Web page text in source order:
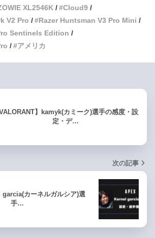
XL2546K
Cloud9
V2 Pro
Razer Huntsman V3 Pro Mini
Sentinels Edition
アメリカ
VALORANT】kamyk(カミーク)選手の感度・設
定・デ…
次の記事
garcia(カーネルガルシア)選
手…